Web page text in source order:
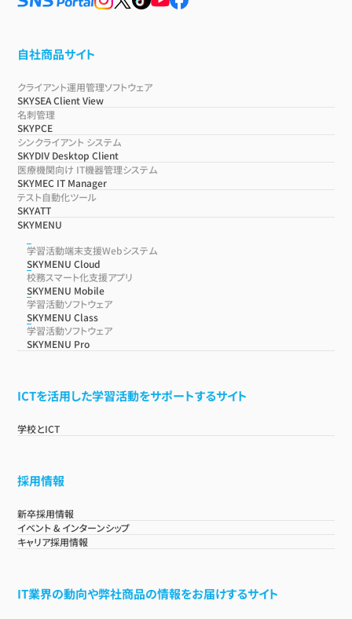
自社商品サイト
クライアント運用管理ソフトウェア
SKYSEA Client View
名刺管理
SKYPCE
シンクライアント システム
SKYDIV Desktop Client
医療機関向け IT機器管理システム
SKYMEC IT Manager
テスト自動化ツール
SKYATT
SKYMENU
学習活動端末支援Webシステム
SKYMENU Cloud
校務スマート化支援アプリ
SKYMENU Mobile
学習活動ソフトウェア
SKYMENU Class
学習活動ソフトウェア
SKYMENU Pro
ICTを活用した学習活動をサポートするサイト
学校とICT
採用情報
新卒採用情報
イベント & インターンシップ
キャリア採用情報
IT業界の動向や弊社商品の情報をお届けするサイト